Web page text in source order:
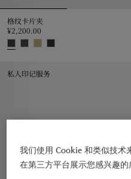
格纹卡片夹
¥2,200.00
私人印记服务
我们使用 Cookie 和类似技术
在第三方平台展示您感兴趣的